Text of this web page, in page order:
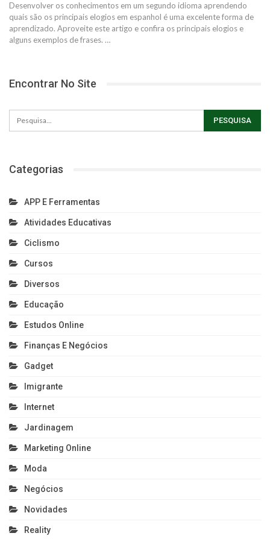
Desenvolver os conhecimentos em um segundo idioma aprendendo
quais são os principais elogios em espanhol é uma excelente forma de
aprendizado. Aproveite este artigo e confira os principais elogios e
alguns exemplos de frases. …
Encontrar No Site
Categorias
APP E Ferramentas
Atividades Educativas
Ciclismo
Cursos
Diversos
Educação
Estudos Online
Finanças E Negócios
Gadget
Imigrante
Internet
Jardinagem
Marketing Online
Moda
Negócios
Novidades
Reality